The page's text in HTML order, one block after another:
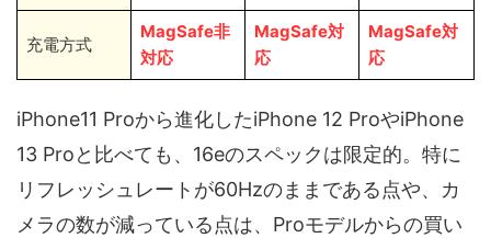
充電方式
MagSafe非
対応
MagSafe対
応
MagSafe対
応
iPhone11 Proから進化したiPhone 12 ProやiPhone
13 Proと比べても、16eのスペックは限定的。特に
リフレッシュレートが60Hzのままである点や、カ
メラの数が減っている点は、Proモデルからの買い